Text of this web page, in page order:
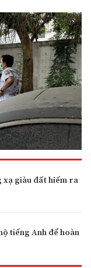
xạ giàu đất hiếm ra
tiếng Anh để hoàn